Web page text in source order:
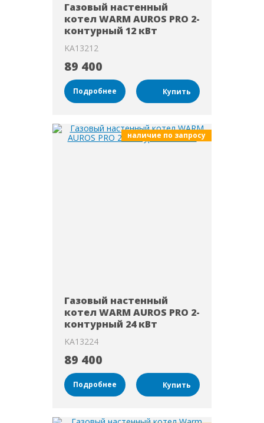
Газовый настенный
котел WARM AUROS PRO 2-
контурный 12 кВт
KA13212
89 400
Подробнее
наличие по запросу
Газовый настенный
котел WARM AUROS PRO 2-
контурный 24 кВт
KA13224
89 400
Подробнее